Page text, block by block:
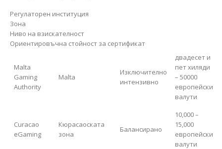
Регулаторен институция
Зона
Ниво на взискателност
Ориентировъчна стойност за сертификат
Malta
Gaming
Authority
Malta
Изключително
интензивно
двадесет и
пет хиляди
– 50000
европейски
валути
Curacao
eGaming
Кюрасаоската
зона
Балансирано
10,000 –
15,000
европейски
валути